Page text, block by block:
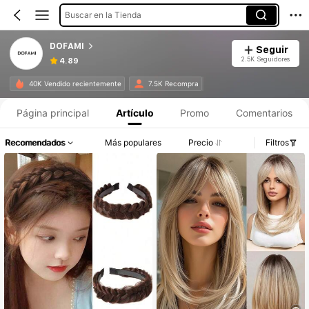
Buscar en la Tienda
DOFAMI
4.89
Seguir
2.5K Seguidores
40K Vendido recientemente 7.5K Recompra
Página principal Artículo Promo Comentarios
Recomendados Más populares Precio Filtros